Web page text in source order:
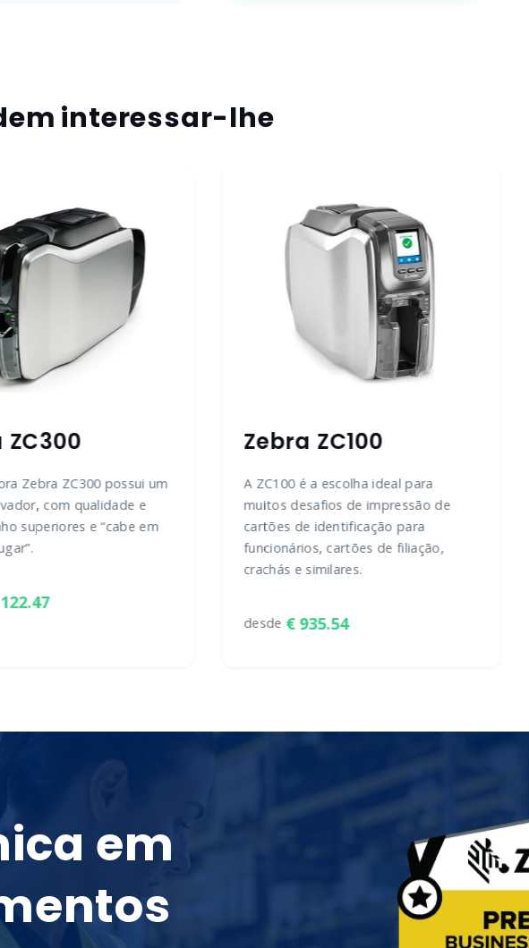
interessar-lhe
ZC300
Zebra ZC300 possui um
com qualidade e
superiores e “cabe em
Zebra ZC100
A ZC100 é a escolha ideal para
muitos desafios de impressão de
cartões de identificação para
funcionários, cartões de filiação,
crachás e similares.
desde 935.54
em